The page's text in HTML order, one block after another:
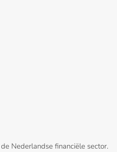
Nederlandse financiële sector.